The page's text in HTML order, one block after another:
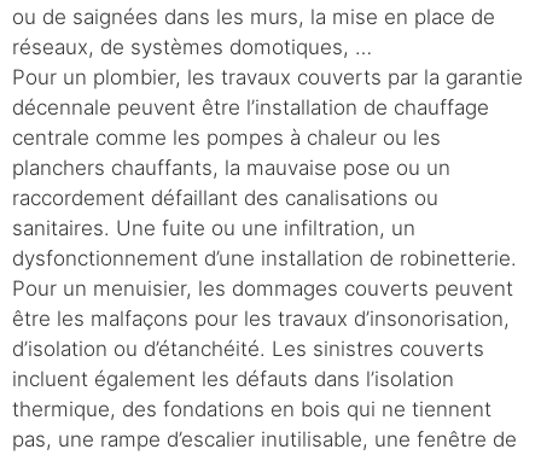
ou de saignées dans les murs, la mise en place de
réseaux, de systèmes domotiques, …
Pour un plombier, les travaux couverts par la garantie
décennale peuvent être l’installation de chauffage
centrale comme les pompes à chaleur ou les
planchers chauffants, la mauvaise pose ou un
raccordement défaillant des canalisations ou
sanitaires. Une fuite ou une infiltration, un
dysfonctionnement d’une installation de robinetterie.
Pour un menuisier, les dommages couverts peuvent
être les malfaçons pour les travaux d’insonorisation,
d’isolation ou d’étanchéité. Les sinistres couverts
incluent également les défauts dans l’isolation
thermique, des fondations en bois qui ne tiennent
pas, une rampe d’escalier inutilisable, une fenêtre de